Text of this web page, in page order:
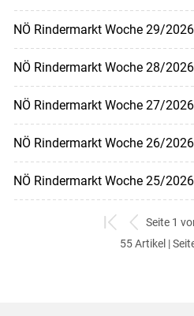
NÖ Rindermarkt Woche 29/2026
NÖ Rindermarkt Woche 28/2026
NÖ Rindermarkt Woche 27/2026
NÖ Rindermarkt Woche 26/2026
NÖ Rindermarkt Woche 25/2026
zum
ersten
zurück
zum
Seite 1
55 Artikel |